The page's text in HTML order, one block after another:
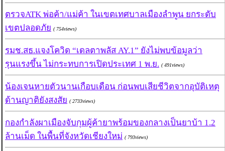
ตรวจATK พ่อค้า/แม่ค้า ในเขตเทศบาลเมืองลำพูน ยกระดับ
เขตปลอดภัย ( 754views)
รมช.สธ.แจงโควิด “เดลตาพลัส AY.1” ยังไม่พบข้อมูลว่า
รุนแรงขึ้น ไม่กระทบการเปิดประเทศ 1 พ.ย. ( 491views)
น้องเจนหายตัวนานเกือบเดือน ก่อนพบเสียชีวิตจากอุบัติเหตุ
ด้านญาติยังสงสัย ( 2733views)
กองกำลังผาเมืองจับกุมผู้ค้ายาพร้อมของกลางเป็นยาบ้า 1.2
ล้านเม็ด ในพื้นที่จังหวัดเชียงใหม่ ( 793views)